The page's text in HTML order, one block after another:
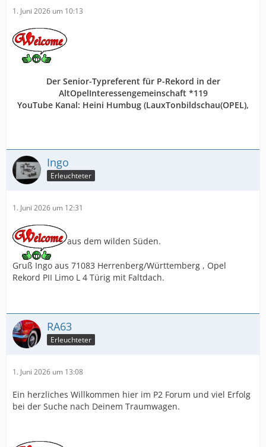
1. Juni 2026 um 10:13
Der Senior-Typreferent für P-Rekord in der
AltOpelInteressengemeinschaft *119
YouTube Kanal: Heini Humbug (LauxTonbildschau(OPEL),
Ingo
Erleuchteter
1. Juni 2026 um 12:31
aus dem wilden Süden.
Gruß Ingo aus 71083 Herrenberg/Württemberg , Opel
Rekord PII Limo L 4 Türig mit Faltdach.
RA63
Erleuchteter
1. Juni 2026 um 13:08
Ein herzliches Willkommen hier im P2 Forum und viel Erfolg
bei der Suche nach Deinem Traumwagen.